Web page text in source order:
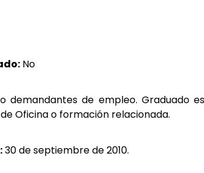
No
demandantes de empleo. Graduado
Oficina o formación relacionada.
30 de septiembre de 2010.